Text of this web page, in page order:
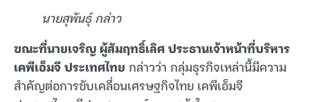
นายสุพันธุ์ กล่าว
ขณะที่นายเจริญ ผู้สัมฤทธิ์เลิศ ประธานเจ้าหน้าที่บริหาร
เคพีเอ็มจี ประเทศไทย กล่าวว่า กลุ่มธุรกิจเหล่านี้มีความ
สำคัญต่อการขับเคลื่อนเศรษฐกิจไทย เคพีเอ็มจี